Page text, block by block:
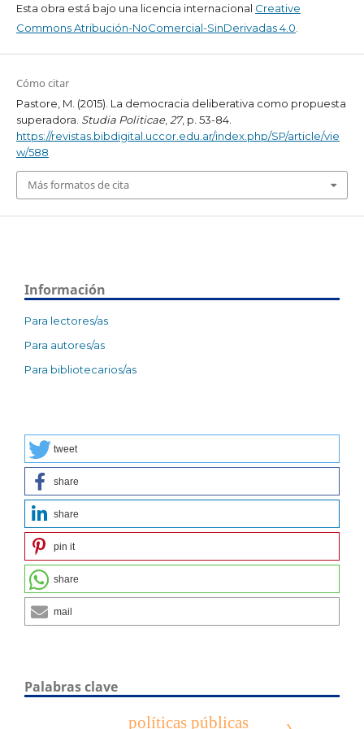
Esta obra está bajo una licencia internacional Creative
Commons Atribución-NoComercial-SinDerivadas 4.0
Cómo citar
Pastore, M. (2015). La democracia deliberativa como propuesta
superadora. Studia Politicae, 27, p. 53-84.
https://revistas.bibdigital.uccor.edu.ar/index.php/SP/article/vie
w/588
Más formatos de cita
Información
Para lectores/as
Para autores/as
Para bibliotecarios/as
tweet
share
share
pin it
share
mail
Palabras clave
políticas públicas